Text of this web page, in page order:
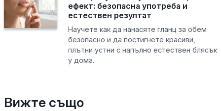
ефект: безопасна употреба и
естествен резултат
Научете как да нанасяте гланц за обем
безопасно и да постигнете красиви,
плътни устни с напълно естествен блясък
у дома.
Вижте също